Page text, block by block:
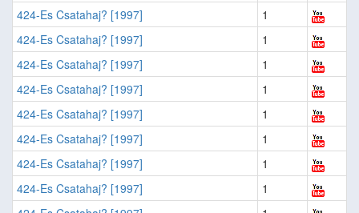
424-Es Csatahaj? [1997]
1
424-Es Csatahaj? [1997]
1
424-Es Csatahaj? [1997]
1
424-Es Csatahaj? [1997]
1
424-Es Csatahaj? [1997]
1
424-Es Csatahaj? [1997]
1
424-Es Csatahaj? [1997]
1
424-Es Csatahaj? [1997]
1